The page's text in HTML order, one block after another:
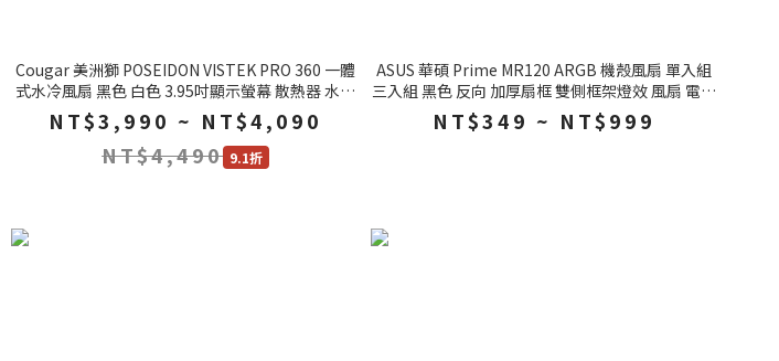
Cougar 美洲獅 POSEIDON VISTEK PRO 360 一體
式水冷風扇 黑色 白色 3.95吋顯示螢幕 散熱器 水冷
散熱器
NT$3,990 ~ NT$4,090
NT$4,490 9.1折
ASUS 華碩 Prime MR120 ARGB 機殼風扇 單入組
三入組 黑色 反向 加厚扇框 雙側框架燈效 風扇 電腦
NT$349 ~ NT$999